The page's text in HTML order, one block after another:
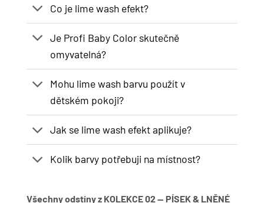
Co je lime wash efekt?
Je Profi Baby Color skutečně
omyvatelná?
Mohu lime wash barvu použít v
dětském pokoji?
Jak se lime wash efekt aplikuje?
Kolik barvy potřebuji na místnost?
Všechny odstíny z KOLEKCE 02 — PÍSEK & LNĚNÉ